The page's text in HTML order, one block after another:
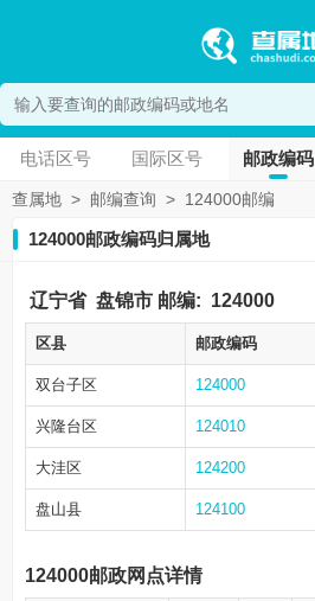
电话区号 国际区号 邮政编码
查属地 > 邮编查询 > 124000邮编
124000邮政编码归属地
辽宁省 盘锦市 邮编: 124000
区县 邮政编码
双台子区 124000
兴隆台区 124010
大洼区 124200
盘山县 124100
124000邮政网点详情